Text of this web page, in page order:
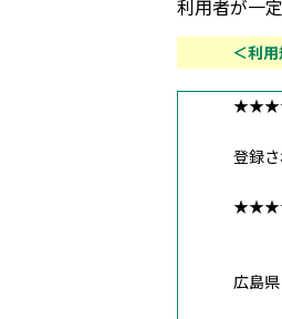
利用者が一
＜利
登録
広島